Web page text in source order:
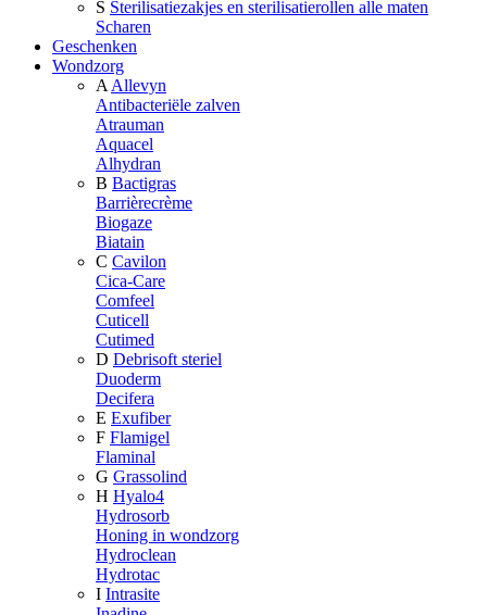
S Sterilisatiezakjes en sterilisatierollen alle maten
Scharen
Geschenken
Wondzorg
A Allevyn
Antibacteriële zalven
Atrauman
Aquacel
Alhydran
B Bactigras
Barrièrecrème
Biogaze
Biatain
C Cavilon
Cica-Care
Comfeel
Cuticell
Cutimed
D Debrisoft steriel
Duoderm
Decifera
E Exufiber
F Flamigel
Flaminal
G Grassolind
H Hyalo4
Hydrosorb
Honing in wondzorg
Hydroclean
Hydrotac
I Intrasite